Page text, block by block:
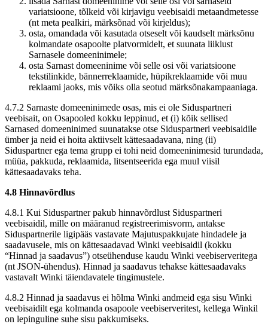
variatsioone, tõlkeid või kirjavigu veebisaidi metaandmetesse
(nt meta pealkiri, märksõnad või kirjeldus);
osta, omandada või kasutada otseselt või kaudselt märksõnu
kolmandate osapoolte platvormidelt, et suunata liiklust
Sarnasele domeeninimele;
osta Sarnast domeeninime või selle osi või variatsioone
tekstilinkide, bännerreklaamide, hüpikreklaamide või muu
reklaami jaoks, mis võiks olla seotud märksõnakampaaniaga.
4.7.2 Sarnaste domeeninimede osas, mis ei ole Siduspartneri
veebisait, on Osapooled kokku leppinud, et (i) kõik sellised
Sarnased domeeninimed suunatakse otse Siduspartneri veebisaidile
ümber ja neid ei hoita aktiivselt kättesaadavana, ning (ii)
Siduspartner ega tema grupp ei tohi neid domeeninimesid turundada,
müüa, pakkuda, reklaamida, litsentseerida ega muul viisil
kättesaadavaks teha.
4.8 Hinnavõrdlus
4.8.1 Kui Siduspartner pakub hinnavõrdlust Siduspartneri
veebisaidil, mille on määranud registreerimisvorm, antakse
Siduspartnerile ligipääs vastavate Majutuspakkujate hindadele ja
saadavusele, mis on kättesaadavad Winki veebisaidil (kokku
“Hinnad ja saadavus”) otseühenduse kaudu Winki veebiserveritega
(nt JSON-ühendus). Hinnad ja saadavus tehakse kättesaadavaks
vastavalt Winki täiendavatele tingimustele.
4.8.2 Hinnad ja saadavus ei hõlma Winki andmeid ega sisu Winki
veebisaidilt ega kolmanda osapoole veebiserveritest, kellega Winkil
on lepinguline suhe sisu pakkumiseks.